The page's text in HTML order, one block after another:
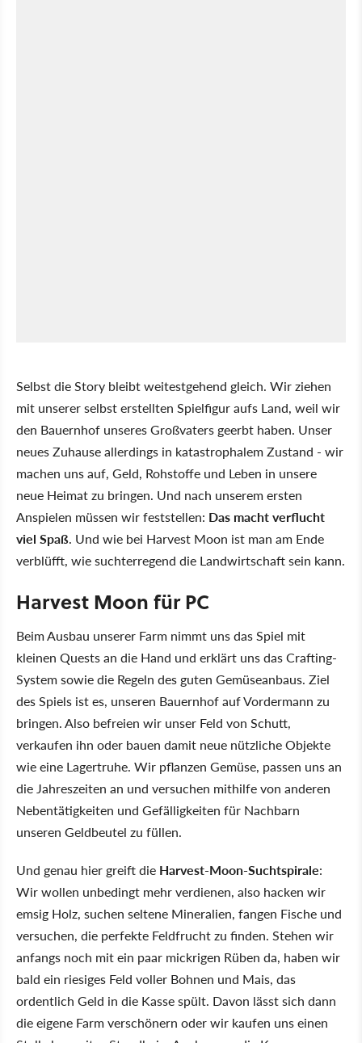
Selbst die Story bleibt weitestgehend gleich. Wir ziehen
mit unserer selbst erstellten Spielfigur aufs Land, weil wir
den Bauernhof unseres Großvaters geerbt haben. Unser
neues Zuhause allerdings in katastrophalem Zustand - wir
machen uns auf, Geld, Rohstoffe und Leben in unsere
neue Heimat zu bringen. Und nach unserem ersten
Anspielen müssen wir feststellen: Das macht verflucht
viel Spaß. Und wie bei Harvest Moon ist man am Ende
verblüfft, wie suchterregend die Landwirtschaft sein kann.
Harvest Moon für PC
Beim Ausbau unserer Farm nimmt uns das Spiel mit
kleinen Quests an die Hand und erklärt uns das Crafting-
System sowie die Regeln des guten Gemüseanbaus. Ziel
des Spiels ist es, unseren Bauernhof auf Vordermann zu
bringen. Also befreien wir unser Feld von Schutt,
verkaufen ihn oder bauen damit neue nützliche Objekte
wie eine Lagertruhe. Wir pflanzen Gemüse, passen uns an
die Jahreszeiten an und versuchen mithilfe von anderen
Nebentätigkeiten und Gefälligkeiten für Nachbarn
unseren Geldbeutel zu füllen.
Und genau hier greift die Harvest-Moon-Suchtspirale:
Wir wollen unbedingt mehr verdienen, also hacken wir
emsig Holz, suchen seltene Mineralien, fangen Fische und
versuchen, die perfekte Feldfrucht zu finden. Stehen wir
anfangs noch mit ein paar mickrigen Rüben da, haben wir
bald ein riesiges Feld voller Bohnen und Mais, das
ordentlich Geld in die Kasse spült. Davon lässt sich dann
die eigene Farm verschönern oder wir kaufen uns einen